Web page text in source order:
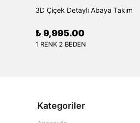
3D Çiçek Detaylı Abaya Takım
₺ 9,995.00
1 RENK 2 BEDEN
Kategoriler